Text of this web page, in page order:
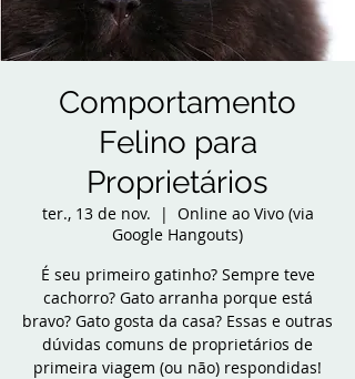
Comportamento
Felino para
Proprietários
ter., 13 de nov.
  |
Online ao Vivo (via
Google Hangouts)
É seu primeiro gatinho? Sempre teve
cachorro? Gato arranha porque está
bravo? Gato gosta da casa? Essas e outras
dúvidas comuns de proprietários de
primeira viagem (ou não) respondidas!